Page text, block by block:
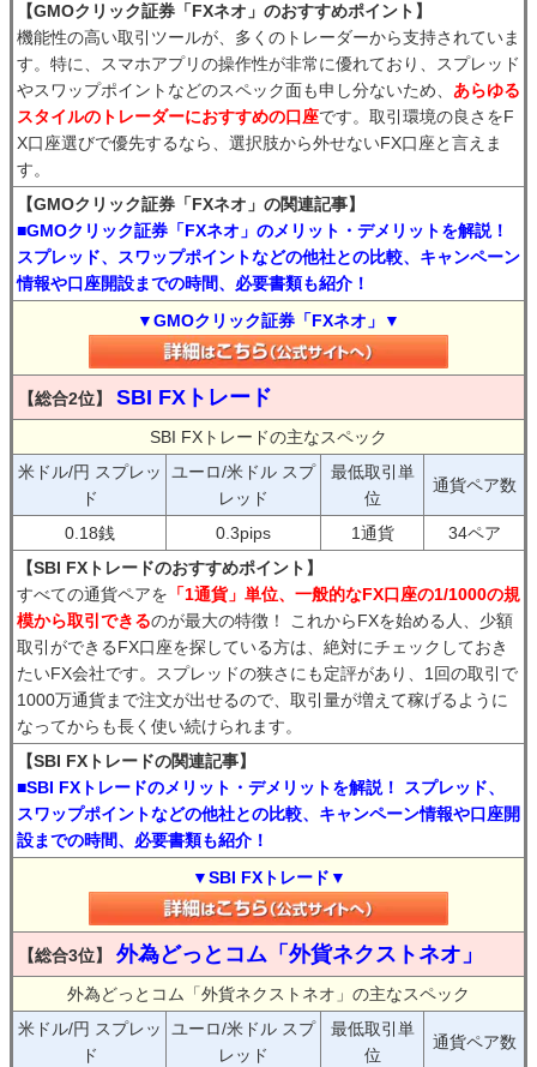
【GMOクリック証券「FXネオ」のおすすめポイント】
機能性の高い取引ツールが、多くのトレーダーから支持されていま
す。特に、スマホアプリの操作性が非常に優れており、スプレッド
やスワップポイントなどのスペック面も申し分ないため、 あらゆる
スタイルのトレーダーにおすすめの口座です。取引環境の良さをF
X口座選びで優先するなら、選択肢から外せないFX口座と言えま
す。
【GMOクリック証券「FXネオ」の関連記事】
■GMOクリック証券「FXネオ」のメリット・デメリットを解説！
スプレッド、スワップポイントなどの他社との比較、キャンペーン
情報や口座開設までの時間、必要書類も紹介！
▼GMOクリック証券「FXネオ」▼
【総合2位】 SBI FXトレード
SBI FXトレードの主なスペック
米ドル/円 スプレッ
ド
ユーロ/米ドル スプ
レッド
最低取引単
位
通貨ペア数
0.18銭 0.3pips 1通貨
34ペア
【SBI FXトレードのおすすめポイント】
すべての通貨ペアを 「1通貨」単位、一般的なFX口座の1/1000の規
模から取引できるのが最大の特徴！ これからFXを始める人、少額
取引ができるFX口座を探している方は、絶対にチェックしておき
たいFX会社です。スプレッドの狭さにも定評があり、1回の取引で
1000万通貨まで注文が出せるので、取引量が増えて稼げるように
なってからも長く使い続けられます。
【SBI FXトレードの関連記事】
■SBI FXトレードのメリット・デメリットを解説！ スプレッド、
スワップポイントなどの他社との比較、キャンペーン情報や口座開
設までの時間、必要書類も紹介！
▼SBI FXトレード▼
【総合3位】 外為どっとコム「外貨ネクストネオ」
外為どっとコム「外貨ネクストネオ」の主なスペック
米ドル/円 スプレッ
ド
ユーロ/米ドル スプ
レッド
最低取引単
位
通貨ペア数